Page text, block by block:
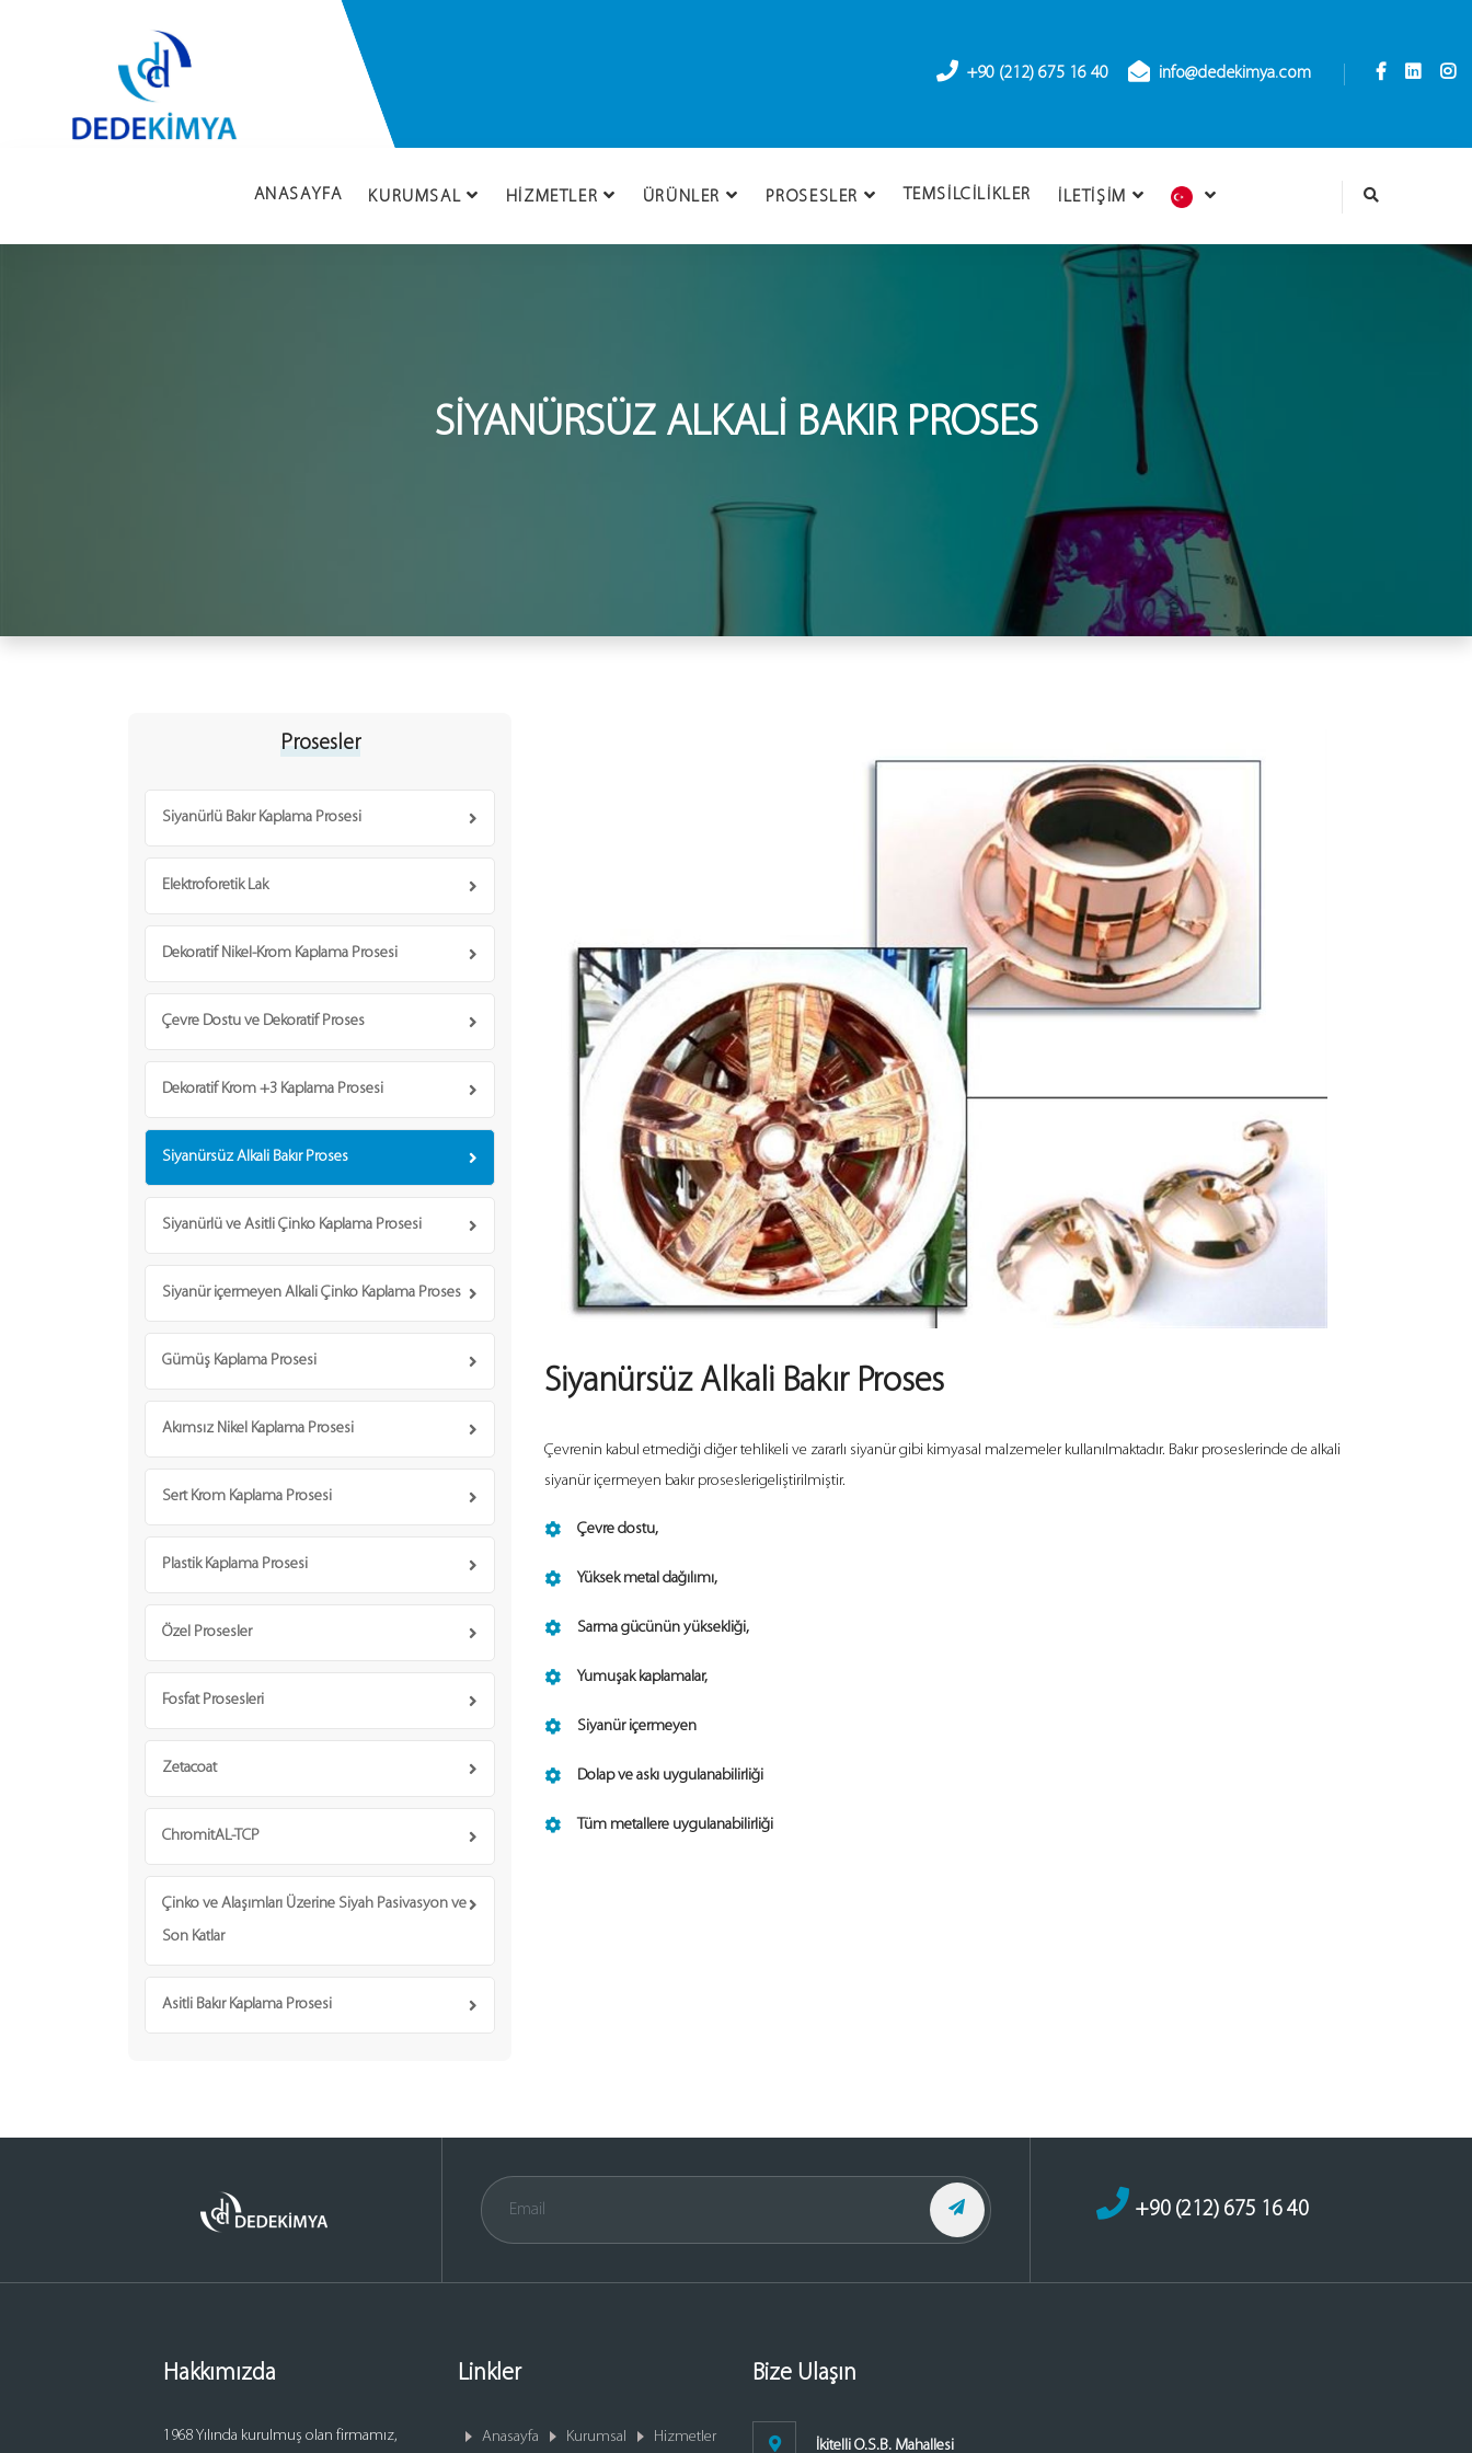
+90 (212) 675 16 40 info@dedekimya.com
ANASAYFA KURUMSAL HIZMETLER ÜRÜNLER PROSESLER TEMSILCILIKLER İLETIŞIM
SIYANÜRSÜZ ALKALI BAKIR PROSES
Prosesler
Siyanürlü Bakır Kaplama Prosesi
Elektroforetik Lak
Dekoratif Nikel-Krom Kaplama Prosesi
Çevre Dostu ve Dekoratif Proses
Dekoratif Krom +3 Kaplama Prosesi
Siyanürsüz Alkali Bakır Proses
Siyanürlü ve Asitli Çinko Kaplama Prosesi
Siyanür içermeyen Alkali Çinko Kaplama Proses
Gümüş Kaplama Prosesi
Akımsız Nikel Kaplama Prosesi
Sert Krom Kaplama Prosesi
Plastik Kaplama Prosesi
Özel Prosesler
Fosfat Prosesleri
Zetacoat
ChromitAL-TCP
Çinko ve Alaşımları Üzerine Siyah Pasivasyon ve
Son Katlar
Asitli Bakır Kaplama Prosesi
Siyanürsüz Alkali Bakır Proses
Çevrenin kabul etmediği diğer tehlikeli ve zararlı siyanür gibi kimyasal malzemeler kullanılmaktadır. Bakır proseslerinde de alkali
siyanür içermeyen bakır proseslerigeliştirilmiştir.
Çevre dostu,
Yüksek metal dağılımı,
Sarma gücünün yüksekliği,
Yumuşak kaplamalar,
Siyanür içermeyen
Dolap ve askı uygulanabilirliği
Tüm metallere uygulanabilirliği
+90 (212) 675 16 40
Hakkımızda
1968 Yılında kurulmuş olan firmamız,
Linkler
Anasayfa Kurumsal Hizmetler
Bize Ulaşın
İkitelli O.S.B. Mahallesi